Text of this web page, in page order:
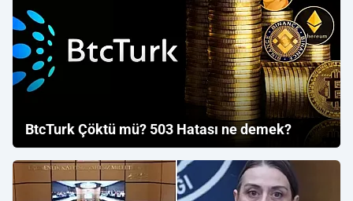
BtcTurk Çöktü mü? 503 Hatası ne demek?